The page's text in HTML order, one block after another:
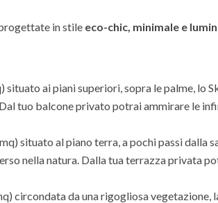
in stile eco-chic, minimale e
situato ai piani superiori, sopra le palme, lo
tuo balcone privato potrai ammirare le
situato al piano terra, a pochi passi dalla
nella natura. Dalla tua terrazza privata
circondata da una rigogliosa